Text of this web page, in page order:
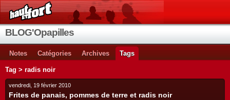
BLOG'Opapilles
Notes Catégories Archives Tags
Tag > radis noir
vendredi, 19 février 2010
Frites de panais, pommes de terre et radis noir